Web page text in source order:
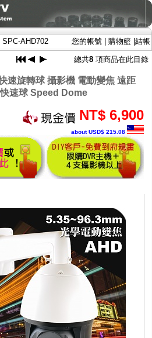
SPC-AHD702 您的帳號 購物籃 結帳
用騎樓、室內外)
外，紅外線照射
總共8 項商品在此目錄
速旋轉球 攝影機 電動變焦 遠距
速球 Speed Dome
NT$ 6,900
about USD$ 215.08